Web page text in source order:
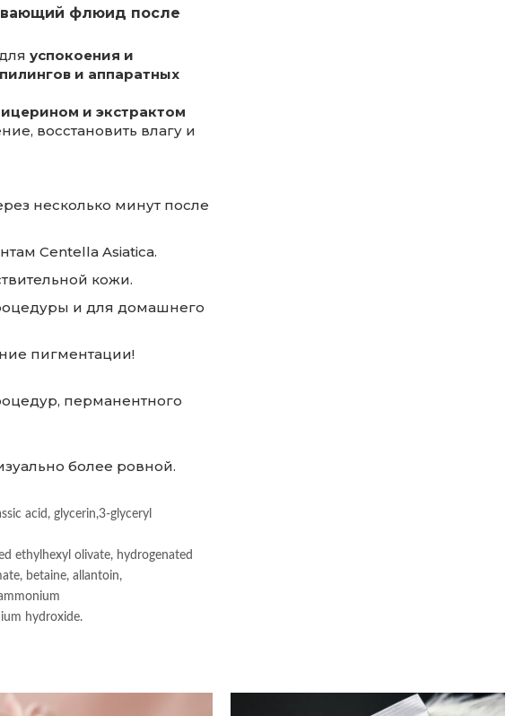
флюид после
успокоения и
и аппаратных
и экстрактом
восстановить влагу и
несколько минут после
Centella Asiatica.
кожи.
и для домашнего
пигментации!
перманентного
более ровной.
acid, glycerin,3-glyceryl
ethylhexyl olivate, hydrogenated
betaine, allantoin,
hydroxide.